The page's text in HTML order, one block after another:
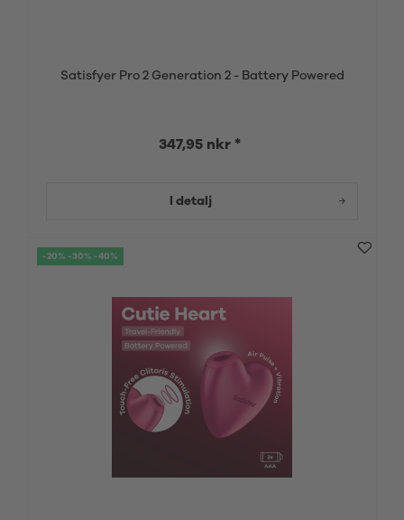
Satisfyer Pro 2 Generation 2 - Battery Powered
347,95 nkr *
I detalj
-20% -30% -40%